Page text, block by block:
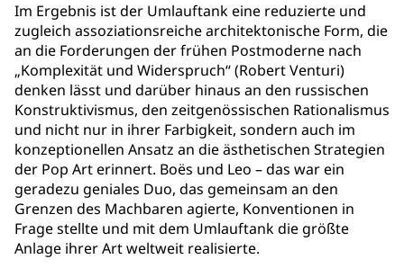
Im Ergebnis ist der Umlauftank eine reduzierte und
zugleich assoziationsreiche architektonische Form, die
an die Forderungen der frühen Postmoderne nach
„Komplexität und Widerspruch“ (Robert Venturi)
denken lässt und darüber hinaus an den russischen
Konstruktivismus, den zeitgenössischen Rationalismus
und nicht nur in ihrer Farbigkeit, sondern auch im
konzeptionellen Ansatz an die ästhetischen Strategien
der Pop Art erinnert. Boës und Leo – das war ein
geradezu geniales Duo, das gemeinsam an den
Grenzen des Machbaren agierte, Konventionen in
Frage stellte und mit dem Umlauftank die größte
Anlage ihrer Art weltweit realisierte.